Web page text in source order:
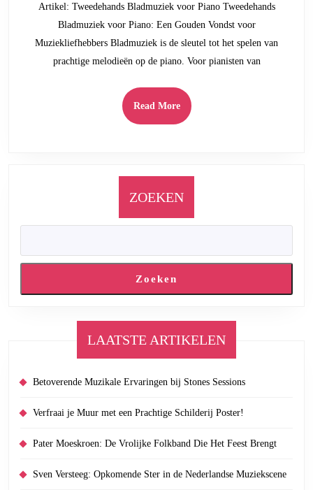
voor
Piano
Artikel: Tweedehands Bladmuziek voor Piano Tweedehands
Bladmuziek voor Piano: Een Gouden Vondst voor
Muziekliefhebbers Bladmuziek is de sleutel tot het spelen van
prachtige melodieën op de piano. Voor pianisten van
Read MoreRead
More
ZOEKEN
Zoeken
LAATSTE ARTIKELEN
Betoverende Muzikale Ervaringen bij Stones Sessions
Verfraai je Muur met een Prachtige Schilderij Poster!
Pater Moeskroen: De Vrolijke Folkband Die Het Feest Brengt
Sven Versteeg: Opkomende Ster in de Nederlandse Muziekscene